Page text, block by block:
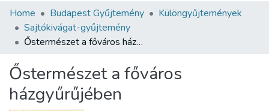
Communities & Collections
All of DSpace
Statistics
About us
Home Budapest Gyűjtemény
Különgyűjtemények
Sajtókivágat-gyűjtemény
Őstermészet a főváros házgyűrűjében
Őstermészet a főváros
házgyűrűjében